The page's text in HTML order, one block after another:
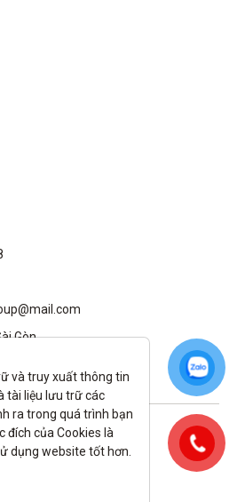
Gòn
và truy xuất thông tin
tài liệu lưu trữ các
ra trong quá trình bạn
đích của Cookies là